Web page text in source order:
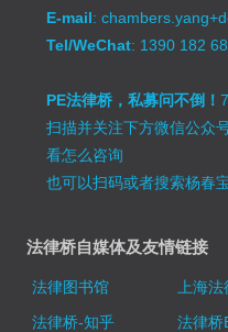
E-mail:
Tel/WeChat: 1390 182
PE法律桥，私募问不倒！
扫描并关注下方微信公众
看怎么咨询
也可以扫码或者搜索杨春
法律桥自媒体及友情链接
法律图书馆 上海
法律桥-知乎
法律桥